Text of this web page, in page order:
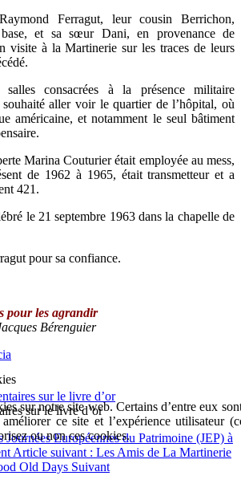
Ferragut, leur cousin Berrichon,
et sa sœur Dani, en provenance de
visite à la Martinerie sur les traces de leurs
consacrées à la présence militaire
aller voir le quartier de l’hôpital, où
américaine, et notamment le seul bâtiment
Marina Couturier était employée au mess,
de 1962 à 1965, était transmetteur et a
421.
le 21 septembre 1963 dans la chapelle de
pour sa confiance.
pour les agrandir
Bérenguier
sur le livre d’or
Européennes du Patrimoine (JEP) à
Article suivant : Les Amis de La Martinerie
Old Days Suivant
sur notre site web. Certains d’entre eux
ce site et l’expérience utilisateur
ou non ces cookies.